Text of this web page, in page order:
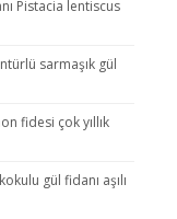
Pistacia lentiscus
sarmaşık gül
fidesi çok yıllık
gül fidanı aşılı